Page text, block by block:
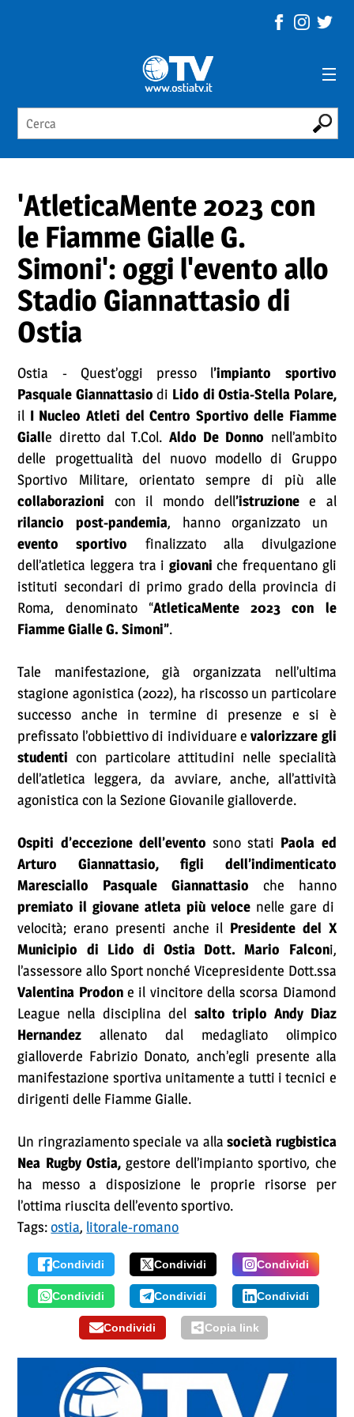
'AtleticaMente 2023 con
le Fiamme Gialle G.
Simoni': oggi l'evento allo
Stadio Giannattasio di
Ostia
Ostia - Quest’oggi presso l’impianto sportivo
Pasquale Giannattasio di Lido di Ostia-Stella Polare,
il I Nucleo Atleti del Centro Sportivo delle Fiamme
Gialle diretto dal T.Col. Aldo De Donno nell’ambito
delle progettualità del nuovo modello di Gruppo
Sportivo Militare, orientato sempre di più alle
collaborazioni con il mondo dell’istruzionee al
rilancio post-pandemia, hanno organizzato un
evento sportivo finalizzato alla divulgazione
dell’atletica leggera tra i giovani che frequentano gli
istituti secondari di primo grado della provincia di
Roma, denominato “AtleticaMente 2023 con le
Fiamme Gialle G. Simoni”.
Tale manifestazione, già organizzata nell’ultima
stagione agonistica (2022), ha riscosso un particolare
successo anche in termine di presenze e si è
prefissato l’obbiettivo di individuare evalorizzare gli
studenticon particolare attitudini nelle specialità
dell’atletica leggera, da avviare, anche, all’attività
agonistica con la Sezione Giovanile gialloverde.
Ospiti d’eccezione dell’evento sono stati Paola ed
Arturo Giannattasio, figli dell’indimenticato
Maresciallo Pasquale Giannattasio che hanno
premiato il giovane atleta più velocenelle gare di
velocità; erano presenti anche il Presidente del X
Municipio di Lido di Ostia Dott. Mario Falconi,
l’assessore allo Sport nonché Vicepresidente Dott.ssa
Valentina Prodone il vincitore della scorsa Diamond
League nella disciplina del salto triplo Andy Diaz
Hernandez allenato dal medagliato olimpico
gialloverde Fabrizio Donato, anch’egli presente alla
manifestazione sportiva unitamente a tutti i tecnici e
dirigenti delle Fiamme Gialle.
Un ringraziamento speciale va alla società rugbistica
Nea Rugby Ostia,gestore dell’impianto sportivo, che
ha messo a disposizione le proprie risorse per
l’ottima riuscita dell’evento sportivo.
Tags:ostia, litorale-romano
Condividi Condividi Condividi
Condividi Condividi Condividi
Condividi Copia link